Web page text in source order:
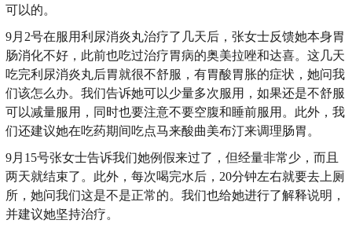
可以的。
9月2号在服用利尿消炎丸治疗了几天后，张女士反馈她本身胃
肠消化不好，此前也吃过治疗胃病的奥美拉唑和达喜。这几天
吃完利尿消炎丸后胃就很不舒服，有胃酸胃胀的症状，她问我
们该怎么办。我们告诉她可以少量多次服用，如果还是不舒服
可以减量服用，同时也要注意不要空腹和睡前服用。此外，我
们还建议她在吃药期间吃点马来酸曲美布汀来调理肠胃。
9月15号张女士告诉我们她例假来过了，但经量非常少，而且
两天就结束了。此外，每次喝完水后，20分钟左右就要去上厕
所，她问我们这是不是正常的。我们也给她进行了解释说明，
并建议她坚持治疗。